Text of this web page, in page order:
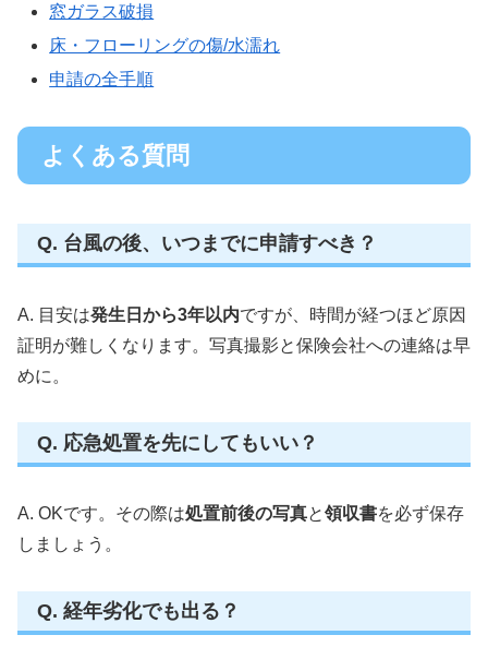
窓ガラス破損
床・フローリングの傷/水濡れ
申請の全手順
よくある質問
Q. 台風の後、いつまでに申請すべき？
A. 目安は発生日から3年以内ですが、時間が経つほど原因
証明が難しくなります。写真撮影と保険会社への連絡は早
めに。
Q. 応急処置を先にしてもいい？
A. OKです。その際は処置前後の写真と領収書を必ず保存
しましょう。
Q. 経年劣化でも出る？